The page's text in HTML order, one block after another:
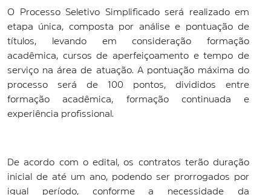
O Processo Seletivo Simplificado será realizado em
etapa única, composta por análise e pontuação de
títulos, levando em consideração formação
acadêmica, cursos de aperfeiçoamento e tempo de
serviço na área de atuação. A pontuação máxima do
processo será de 100 pontos, divididos entre
formação acadêmica, formação continuada e
experiência profissional.
De acordo com o edital, os contratos terão duração
inicial de até um ano, podendo ser prorrogados por
igual período, conforme a necessidade da